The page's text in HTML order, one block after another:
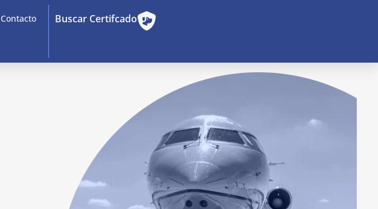
Contacto Buscar Certifcado